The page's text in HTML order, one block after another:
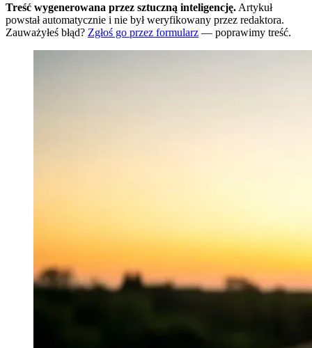
Treść wygenerowana przez sztuczną inteligencję. Artykuł
powstał automatycznie i nie był weryfikowany przez redaktora.
Zauważyłeś błąd? Zgłoś go przez formularz — poprawimy treść.